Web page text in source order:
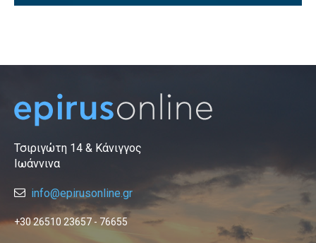
Τσιριγώτη 14 & Κάνιγγος
Ιωάννινα
info@epirusonline.gr
+30 26510 23657 - 76655